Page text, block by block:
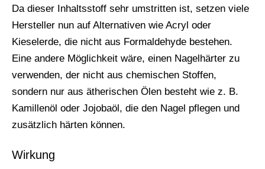
Da dieser Inhaltsstoff sehr umstritten ist, setzen viele
Hersteller nun auf Alternativen wie Acryl oder
Kieselerde, die nicht aus Formaldehyde bestehen.
Eine andere Möglichkeit wäre, einen Nagelhärter zu
verwenden, der nicht aus chemischen Stoffen,
sondern nur aus ätherischen Ölen besteht wie z. B.
Kamillenöl oder Jojobaöl, die den Nagel pflegen und
zusätzlich härten können.
Wirkung